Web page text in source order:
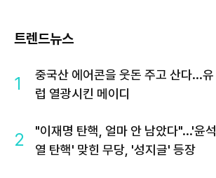
트렌드뉴스
1
중국산 에어콘을 웃돈 주고 산다...유
럽 열광시킨 메이디
2
"이재명 탄핵, 얼마 안 남았다"...'윤석
열 탄핵' 맞힌 무당, '성지글' 등장